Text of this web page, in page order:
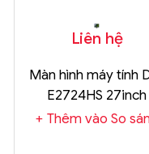
Liên hệ
Màn hình máy tính
E2724HS 27inch
Thêm vào So